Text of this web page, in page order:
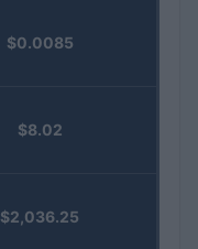
$0.0085
$8.02
$2,036.25